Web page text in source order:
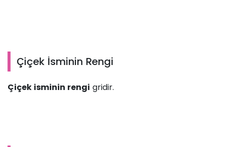
Çiçek İsminin Rengi
Çiçek isminin rengi gridir.